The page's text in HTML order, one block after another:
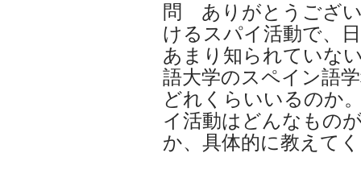
問 ありがとうござ
けるスパイ活動で、
あまり知られていな
語大学のスペイン語
どれくらいいるのか
イ活動はどんなもの
か、具体的に教えて